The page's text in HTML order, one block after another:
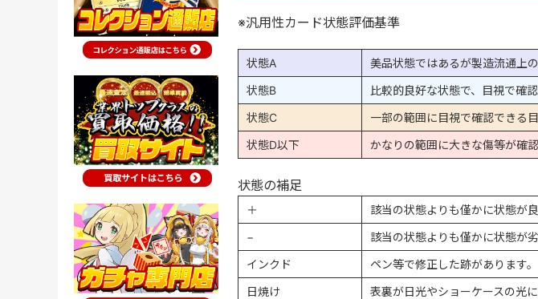
※汎用性カード状態評価基準
状態A
美品状態ではあるが製造流通上
状態B
比較的良好な状態で、目視で確
状態C
一部の範囲に目視で確認できる
状態D以下
かなりの範囲に大きな傷等が確認
状態の補足
＋
該当の状態よりも僅かに状態が
−
該当の状態よりも僅かに状態が
インクド
ペン等で修正した跡があります。
日焼け
表裏が日光やショーケースの光